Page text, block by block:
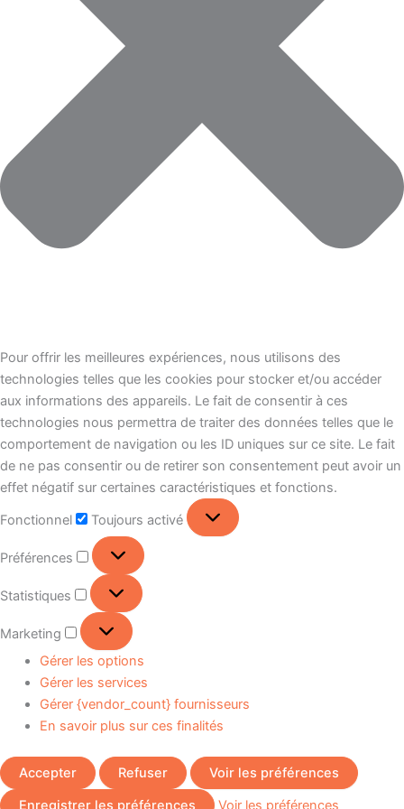
Pour offrir les meilleures expériences, nous utilisons des
technologies telles que les cookies pour stocker et/ou accéder
aux informations des appareils. Le fait de consentir à ces
technologies nous permettra de traiter des données telles que le
comportement de navigation ou les ID uniques sur ce site. Le fait
de ne pas consentir ou de retirer son consentement peut avoir un
effet négatif sur certaines caractéristiques et fonctions.
Fonctionnel
Toujours activé
Préférences
Statistiques
Marketing
Gérer les options
Gérer les services
Gérer {vendor_count} fournisseurs
En savoir plus sur ces finalités
Accepter Refuser
Voir les préférences
Enregistrer les préférences
Voir les préférences